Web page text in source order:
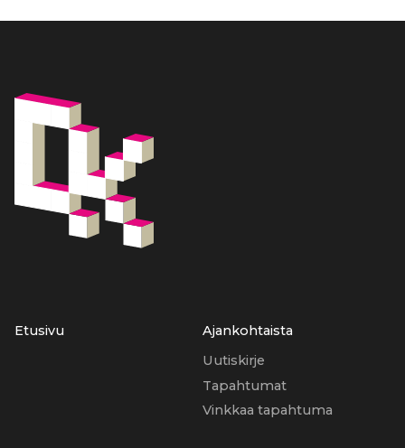
Etusivu
Ajankohtaista
Uutiskirje
Tapahtumat
Vinkkaa tapahtuma